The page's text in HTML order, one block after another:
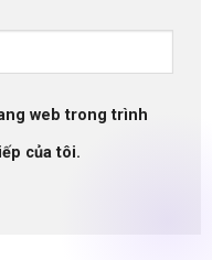
web trong trình
của tôi.